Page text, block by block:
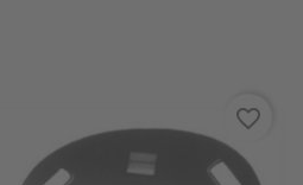
favorite_border